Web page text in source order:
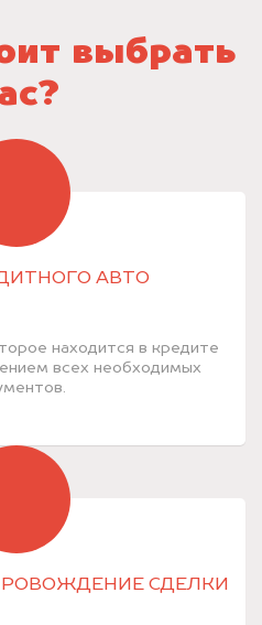
выбрать
АВТО
находится в кредите
всех необходимых
СДЕЛКИ